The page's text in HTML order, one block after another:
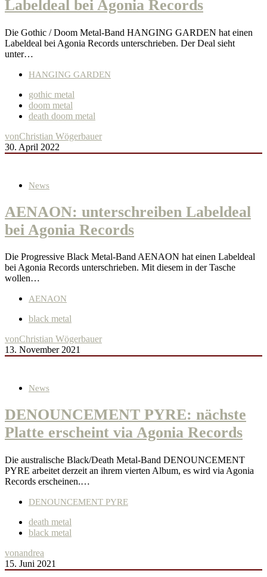
Labeldeal bei Agonia Records
Die Gothic / Doom Metal-Band HANGING GARDEN hat einen
Labeldeal bei Agonia Records unterschrieben. Der Deal sieht
unter…
HANGING GARDEN
gothic metal
doom metal
death doom metal
vonChristian Wögerbauer
30. April 2022
News
AENAON: unterschreiben Labeldeal
bei Agonia Records
Die Progressive Black Metal-Band AENAON hat einen Labeldeal
bei Agonia Records unterschrieben. Mit diesem in der Tasche
wollen…
AENAON
black metal
vonChristian Wögerbauer
13. November 2021
News
DENOUNCEMENT PYRE: nächste
Platte erscheint via Agonia Records
Die australische Black/Death Metal-Band DENOUNCEMENT
PYRE arbeitet derzeit an ihrem vierten Album, es wird via Agonia
Records erscheinen.…
DENOUNCEMENT PYRE
death metal
black metal
vonandrea
15. Juni 2021